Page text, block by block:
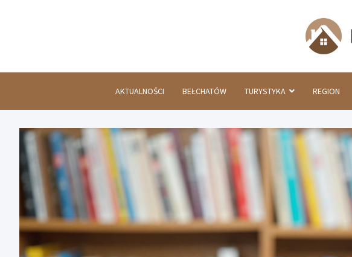
AKTUALNOŚCI BEŁCHATÓW TURYSTYKA REGION